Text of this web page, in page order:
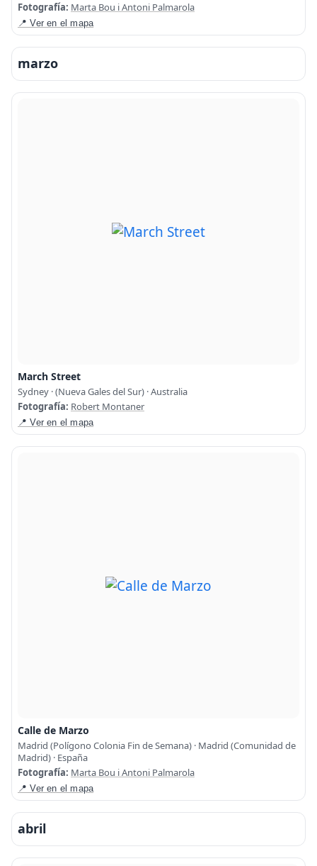
Fotografía: Marta Bou i Antoni Palmarola
📍 Ver en el mapa
marzo
March Street
Sydney · (Nueva Gales del Sur) · Australia
Fotografía: Robert Montaner
📍 Ver en el mapa
Calle de Marzo
Madrid (Polígono Colonia Fin de Semana) · Madrid (Comunidad de
Madrid) · España
Fotografía: Marta Bou i Antoni Palmarola
📍 Ver en el mapa
abril